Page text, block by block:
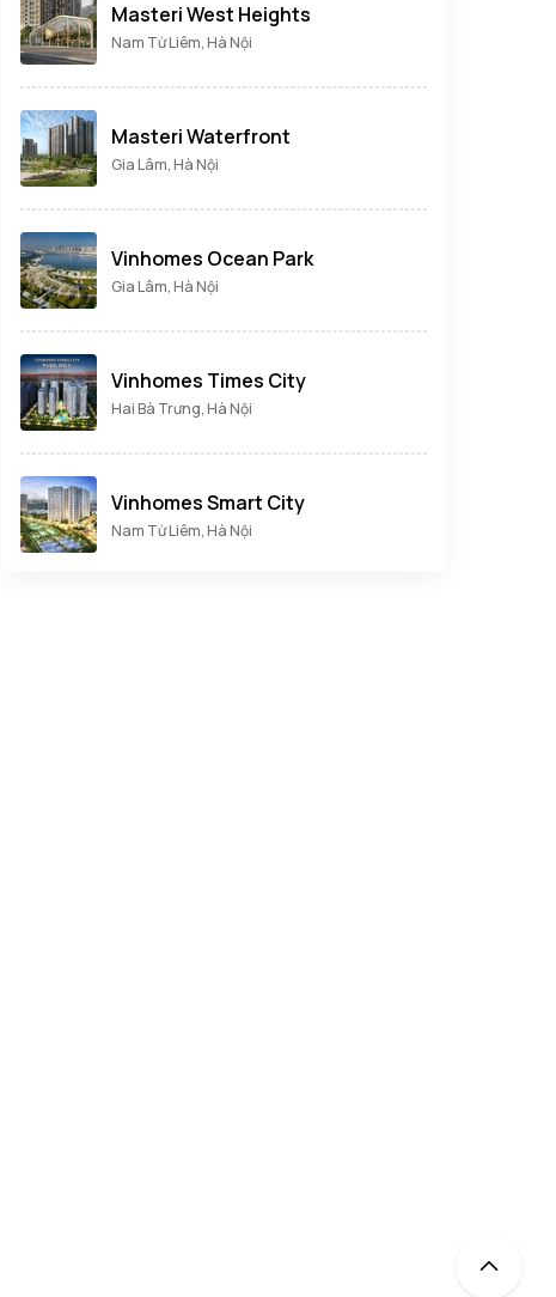
Masteri West Heights
Nam Từ Liêm, Hà Nội
Masteri Waterfront
Gia Lâm, Hà Nội
Vinhomes Ocean Park
Gia Lâm, Hà Nội
Vinhomes Times City
Hai Bà Trưng, Hà Nội
Vinhomes Smart City
Nam Từ Liêm, Hà Nội